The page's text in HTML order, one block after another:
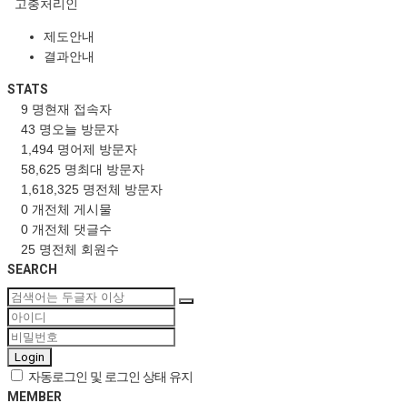
고충처리인
제도안내
결과안내
STATS
9 명현재 접속자
43 명 오늘 방문자
1,494 명어제 방문자
58,625 명최대 방문자
1,618,325 명전체 방문자
0 개전체 게시물
0 개전체 댓글수
25 명전체 회원수
SEARCH
Login
자동로그인 및 로그인 상태 유지
MEMBER